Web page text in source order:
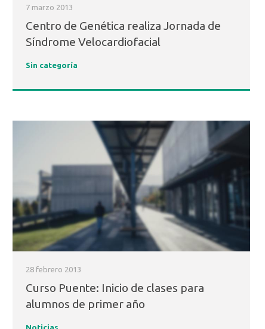
7 marzo 2013
Centro de Genética realiza Jornada de
Síndrome Velocardiofacial
Sin categoría
28 febrero 2013
Curso Puente: Inicio de clases para
alumnos de primer año